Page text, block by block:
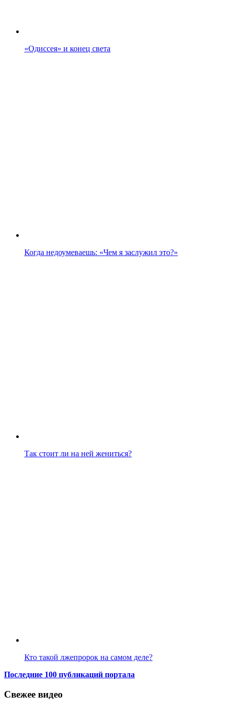
«Одиссея» и конец света
Когда недоумеваешь: «Чем я заслужил это?»
Так стоит ли на ней жениться?
Кто такой лжепророк на самом деле?
Последние 100 публикаций портала
Свежее видео